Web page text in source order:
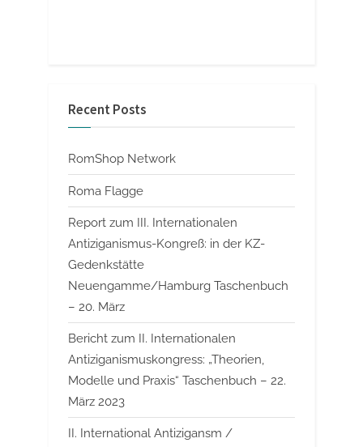
Recent Posts
RomShop Network
Roma Flagge
Report zum III. Internationalen
Antiziganismus-Kongreß: in der KZ-
Gedenkstätte
Neuengamme/Hamburg Taschenbuch
– 20. März
Bericht zum II. Internationalen
Antiziganismuskongress: „Theorien,
Modelle und Praxis“ Taschenbuch – 22.
März 2023
II. International Antizigansm /